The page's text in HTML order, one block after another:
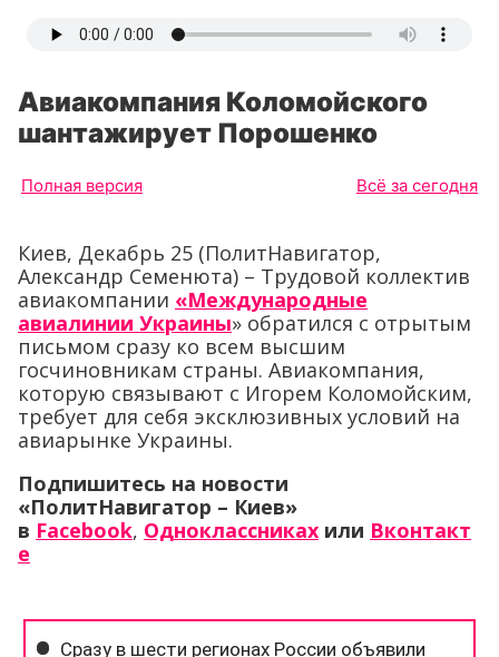
Авиакомпания Коломойского
шантажирует Порошенко
Полная версия Всё за сегодня
Киев, Декабрь 25 (ПолитНавигатор,
Александр Семенюта) – Трудовой коллектив
авиакомпании «Международные
авиалинии Украины» обратился с отрытым
письмом сразу ко всем высшим
госчиновникам страны. Авиакомпания,
которую связывают с Игорем Коломойским,
требует для себя эксклюзивных условий на
авиарынке Украины.
Подпишитесь на новости
«ПолитНавигатор – Киев»
в Facebook, Одноклассниках или Вконтакт
е